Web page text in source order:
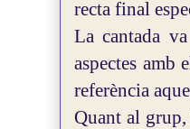
recta final
La cantada
aspectes
referència
Quant al grup,